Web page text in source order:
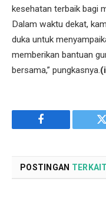
kesehatan terbaik bagi
Dalam waktu dekat,
duka untuk
memberikan bantuan
bersama,” pungkasnya.
Facebook
POSTINGAN TERKAIT